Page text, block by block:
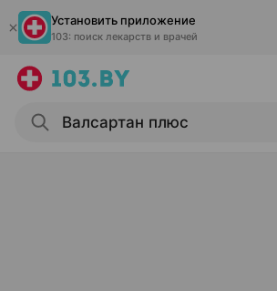
Установить приложение
103: поиск лекарств и врачей